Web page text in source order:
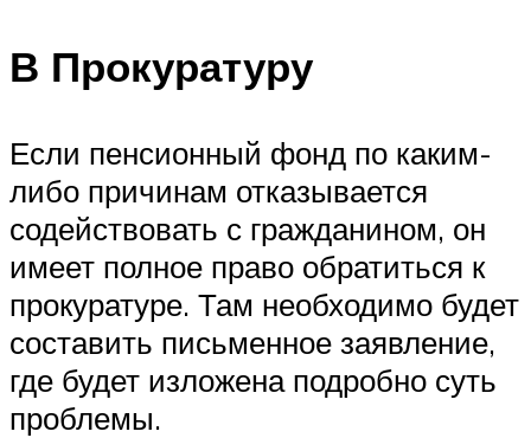
В Прокуратуру
Если пенсионный фонд по каким-
либо причинам отказывается
содействовать с гражданином, он
имеет полное право обратиться к
прокуратуре. Там необходимо будет
составить письменное заявление,
где будет изложена подробно суть
проблемы.